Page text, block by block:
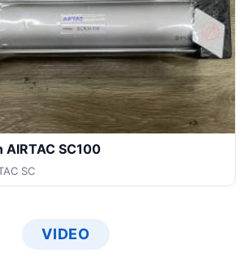
lĩnh vực khí nén và thủy lực:
• YUKEN • KCC • TPC • SKP • ASK
lực mà công ty cung cấp bao gồm:
lọc tinh, bộ xử lý khí
từ, van điều khiển
khớp nối, ống khí, ống thủy lực
bơm, van thủy lực, motor, bộ
kiện khí nén, thủy lực đầy đủ
AIRTAC SC100
SC
VIDEO